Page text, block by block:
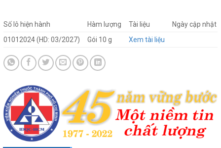
Số lô hiện hành Hàm lượng Tài liệu
Ngày cập nhật
01012024 (HD: 03/2027)
Gói 10 g Xem tài liệu